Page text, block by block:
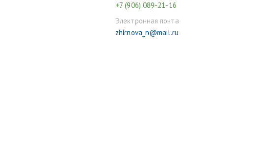
+7 (906) 089-21-16
Электронная почта
zhirnova_n@mail.ru